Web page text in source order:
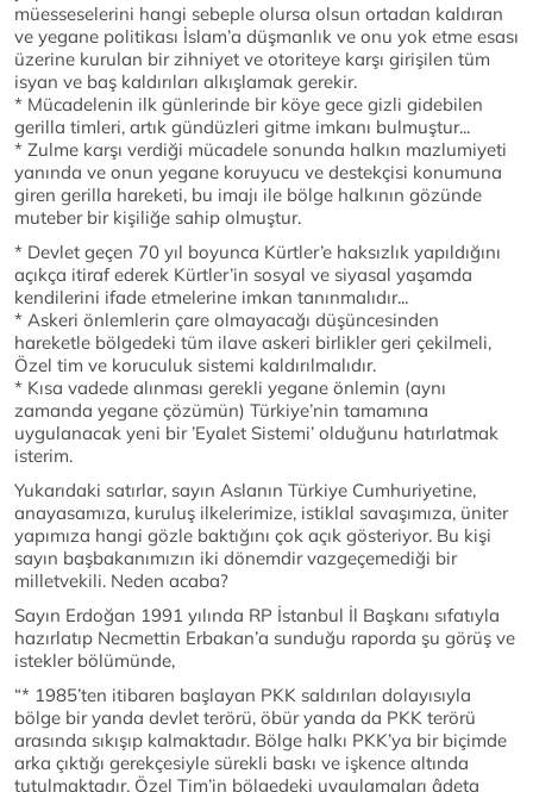
müesseselerini hangi sebeple olursa olsun ortadan kaldıran
ve yegane politikası İslam’a düşmanlık ve onu yok etme esası
üzerine kurulan bir zihniyet ve otoriteye karşı girişilen tüm
isyan ve baş kaldırıları alkışlamak gerekir.
* Mücadelenin ilk günlerinde bir köye gece gizli gidebilen
gerilla timleri, artık gündüzleri gitme imkanı bulmuştur...
* Zulme karşı verdiği mücadele sonunda halkın mazlumiyeti
yanında ve onun yegane koruyucu ve destekçisi konumuna
giren gerilla hareketi, bu imajı ile bölge halkının gözünde
muteber bir kişiliğe sahip olmuştur.
* Devlet geçen 70 yıl boyunca Kürtler’e haksızlık yapıldığını
açıkça itiraf ederek Kürtler’in sosyal ve siyasal yaşamda
kendilerini ifade etmelerine imkan tanınmalıdır...
* Askeri önlemlerin çare olmayacağı düşüncesinden
hareketle bölgedeki tüm ilave askeri birlikler geri çekilmeli,
Özel tim ve koruculuk sistemi kaldırılmalıdır.
* Kısa vadede alınması gerekli yegane önlemin (aynı
zamanda yegane çözümün) Türkiye’nin tamamına
uygulanacak yeni bir ’Eyalet Sistemi’ olduğunu hatırlatmak
isterim.
Yukarıdaki satırlar, sayın Aslanın Türkiye Cumhuriyetine,
anayasamıza, kuruluş ilkelerimize, istiklal savaşımıza, üniter
yapımıza hangi gözle baktığını çok açık gösteriyor. Bu kişi
sayın başbakanımızın iki dönemdir vazgeçemediği bir
milletvekili. Neden acaba?
Sayın Erdoğan 1991 yılında RP İstanbul İl Başkanı sıfatıyla
hazırlatıp Necmettin Erbakan’a sunduğu raporda şu görüş ve
istekler bölümünde,
“* 1985’ten itibaren başlayan PKK saldırıları dolayısıyla
bölge bir yanda devlet terörü, öbür yanda da PKK terörü
arasında sıkışıp kalmaktadır. Bölge halkı PKK’ya bir biçimde
arka çıktığı gerekçesiyle sürekli baskı ve işkence altında
tutulmaktadır. Özel Tim’in bölgedeki uygulamaları âdeta